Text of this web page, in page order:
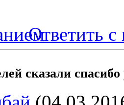
Ответить с
сказали